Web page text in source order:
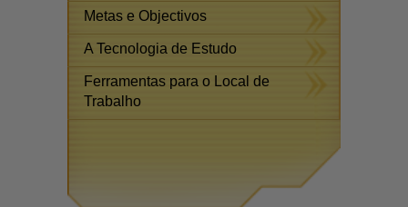
Metas e Objectivos
A Tecnologia de Estudo
Ferramentas para o Local de
Trabalho